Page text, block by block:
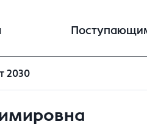
2030